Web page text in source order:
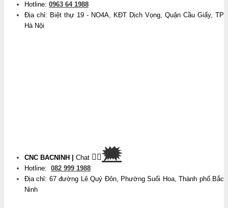
Hotline: 0963 64 1988
Địa chỉ: Biệt thự 19 - NO4A, KĐT Dịch Vọng, Quận Cầu Giấy, TP
Hà Nội
CNC BACNINH Chat 👉🏽🗯
Hotline: 082 999 1988
Địa chỉ: 67 đường Lê Quý Đôn, Phường Suối Hoa, Thành phố Bắc
Ninh